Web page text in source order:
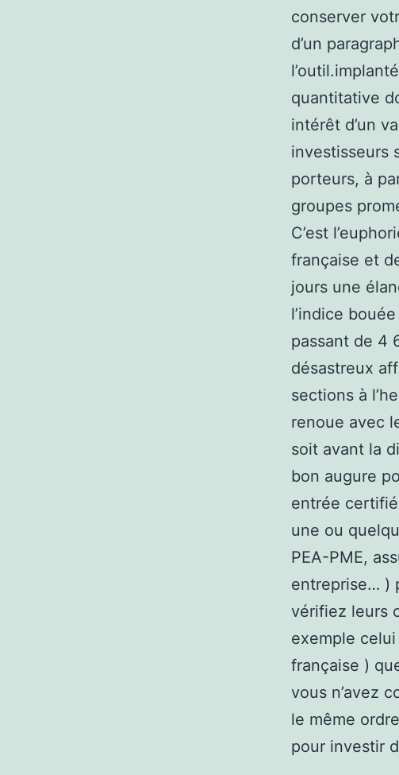
conserver
d’un
quantitative
intérêt d’un
investisseurs
porteurs, à
groupes
C’est
française et
jours une
l’indice
passant de 4
désastreux
sections à
renoue avec
soit avant la
bon augure
entrée
une ou
PEA-PME,
entreprise… )
vérifiez leurs
exemple
française )
vous n’avez
le même
pour investir